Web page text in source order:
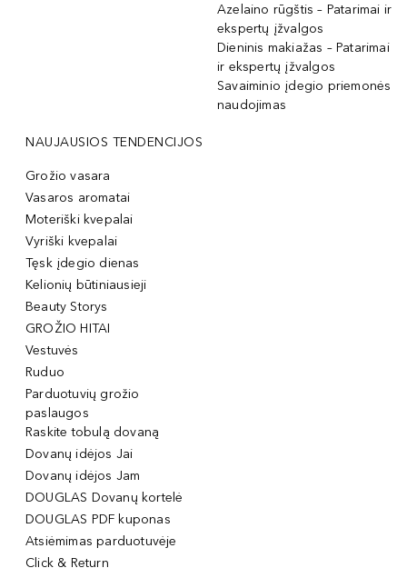
Azelaino rūgštis – Patarimai ir
ekspertų įžvalgos
Dieninis makiažas – Patarimai
ir ekspertų įžvalgos
Savaiminio įdegio priemonės
naudojimas
NAUJAUSIOS TENDENCIJOS
Grožio vasara
Vasaros aromatai
Moteriški kvepalai
Vyriški kvepalai
Tęsk įdegio dienas
Kelionių būtiniausieji
Beauty Storys
GROŽIO HITAI
Vestuvės
Ruduo
Parduotuvių grožio
paslaugos
Raskite tobulą dovaną
Dovanų idėjos Jai
Dovanų idėjos Jam
DOUGLAS Dovanų kortelė
DOUGLAS PDF kuponas
Atsiėmimas parduotuvėje
Click & Return